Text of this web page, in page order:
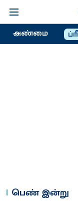
அண்மை
பெண் இன்று